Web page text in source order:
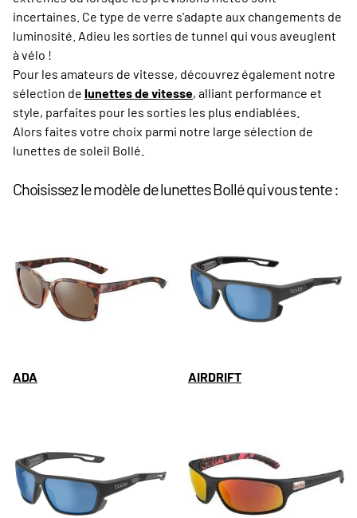
incertaines. Ce type de verre s'adapte aux changements de
luminosité. Adieu les sorties de tunnel qui vous aveuglent
à vélo !
Pour les amateurs de vitesse, découvrez également notre
sélection de lunettes de vitesse, alliant performance et
style, parfaites pour les sorties les plus endiablées.
Alors faites votre choix parmi notre large sélection de
lunettes de soleil Bollé.
Choisissez le modèle de lunettes Bollé qui vous tente :
ADA AIRDRIFT